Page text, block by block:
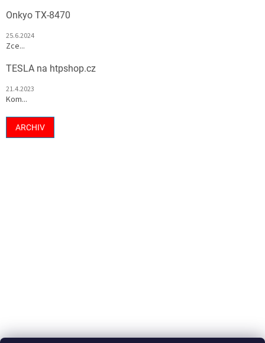
Onkyo TX-8470
25.6.2024
Zce...
TESLA na htpshop.cz
21.4.2023
Kom...
ARCHIV